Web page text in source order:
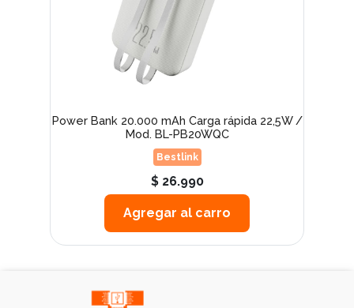
Power Bank 20.000 mAh Carga rápida 22,5W /
Mod. BL-PB20WQC
Bestlink
$ 26.990
Agregar al carro